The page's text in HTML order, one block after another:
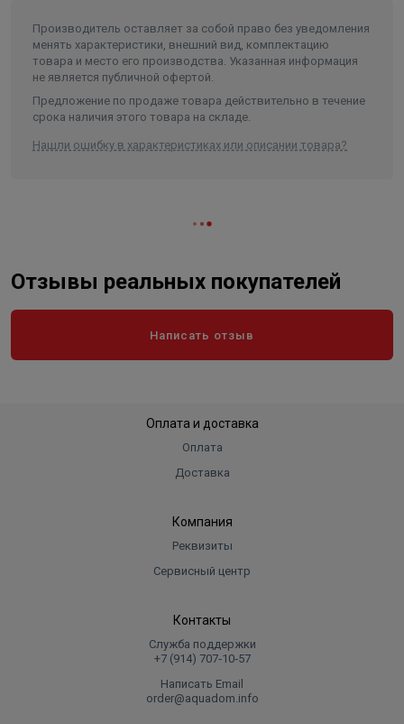
Ширина в упаковке, см. 48.400
Высота в упаковке, см. 96.900
Вес в упаковке, кг 23.000
Производитель оставляет за собой право без уведомления
менять характеристики, внешний вид, комплектацию
товара и место его производства. Указанная информация
не является публичной офертой.
Предложение по продаже товара действительно в течение
срока наличия этого товара на складе.
Нашли ошибку в характеристиках или описании товара?
Отзывы реальных покупателей
Написать отзыв
Оплата и доставка
Оплата
Доставка
Компания
Реквизиты
Сервисный центр
Контакты
Служба поддержки
+7 (914) 707‑10‑57
Написать Email
order@aquadom.info